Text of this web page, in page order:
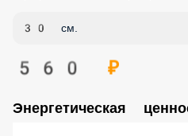
30 см.
560 ₽
Энергетическая